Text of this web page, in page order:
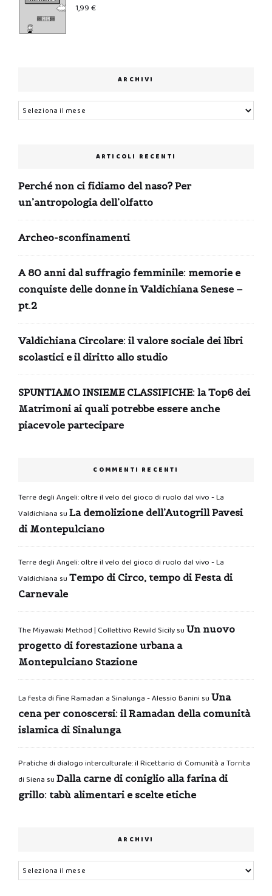
1,99€
ARCHIVI
Archivi
ARTICOLI RECENTI
Perché non ci fidiamo del naso? Per
un’antropologia dell’olfatto
Archeo-sconfinamenti
A 80 anni dal suffragio femminile: memorie e
conquiste delle donne in Valdichiana Senese –
pt.2
Valdichiana Circolare: il valore sociale dei libri
scolastici e il diritto allo studio
SPUNTIAMO INSIEME CLASSIFICHE: la Top6 dei
Matrimoni ai quali potrebbe essere anche
piacevole partecipare
COMMENTI RECENTI
Terre degli Angeli: oltre il velo del gioco di ruolo dal vivo - La
Valdichiana su La demolizione dell’Autogrill Pavesi
di Montepulciano
Terre degli Angeli: oltre il velo del gioco di ruolo dal vivo - La
Valdichiana su Tempo di Circo, tempo di Festa di
Carnevale
The Miyawaki Method | Collettivo Rewild Sicilysu Un nuovo
progetto di forestazione urbana a
Montepulciano Stazione
La festa di fine Ramadan a Sinalunga - Alessio Banini su Una
cena per conoscersi: il Ramadan della comunità
islamica di Sinalunga
Pratiche di dialogo interculturale: il Ricettario di Comunità a Torrita
di Siena su Dalla carne di coniglio alla farina di
grillo: tabù alimentari e scelte etiche
ARCHIVI
Archivi